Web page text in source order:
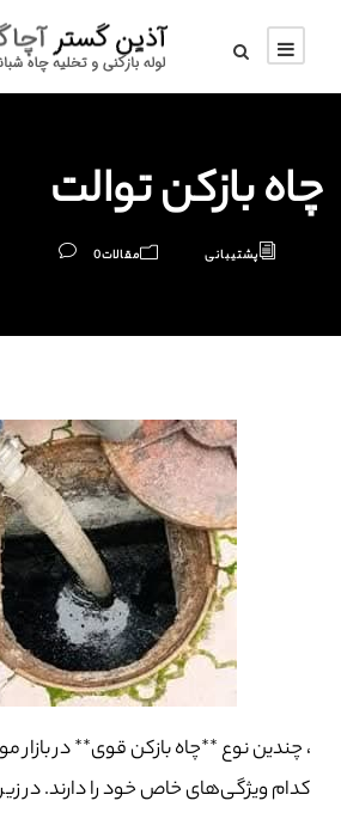
چاه بازکن توالت
پشتیبانی مقالات0
، چندین نوع **چاه بازکن قوی** در
کدام ویژگی‌های خاص خود را دارند. در